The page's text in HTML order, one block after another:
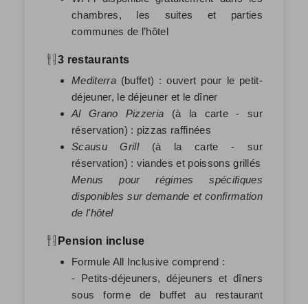
chambres, les suites et parties
communes de l’hôtel
3 restaurants
Mediterra (buffet) : ouvert pour le petit-
déjeuner, le déjeuner et le dîner
Al Grano Pizzeria (à la carte - sur
réservation) : pizzas raffinées
Scausu Grill (à la carte - sur
réservation) : viandes et poissons grillés
Menus pour régimes spécifiques
disponibles sur demande et confirmation
de l'hôtel
Pension incluse
Formule All Inclusive comprend :
- Petits-déjeuners, déjeuners et dîners
sous forme de buffet au restaurant